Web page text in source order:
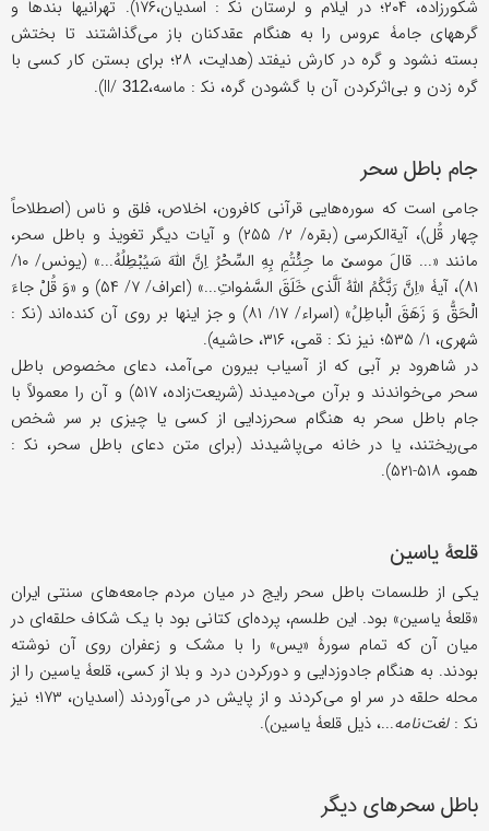
شکورزاده، ۲۰۴؛ در ایلام و لرستان ﻧﻜ : اسدیان،۱۷۶). تهرانیها بندها و
گرههای جامۀ عروس را به هنگام عقدکنان باز می‌گذاشتند تا بختش
بسته نشود و گره در کارش نیفتد (هدایت، ۲۸؛ برای بستن کار کسی با
گره زدن و بی‌اثرکردن آن با گشودن گره، ﻧﻜ : ماسه،II/312
).
جام باطل سحر
جامی است که سوره‌هایی قرآنی کافرون، اخلاص، فلق و ناس (اصطلاحاً
چهار قُل)، آیةالکرسی (بقره/ ۲/ ۲۵۵) و آیات دیگر تغویذ و باطل سحر،
مانند «... قالَ موسێ ما جِئْتُمِ بِهِ السِّحْرُ اِنَّ اللّهَ سَیُبْطِلُهُ...» (یونس/ ۱۰/
۸۱)، آیۀ «اِنَّ رَبَّکُمُ اللّهُ اَلَّذی خَلَقَ السَّمٰواتِ...» (اعراف/ ۷/ ۵۴) و «وَ قُلْ جاءَ
الْحَقُّ وَ زَهَقَ الْباطِلُ» (اسراء/ ۱۷/ ۸۱) و جز اینها بر روی آن کنده‌اند (ﻧﻜ :
شهری، ۱/ ۵۳۵؛ نیز ﻧﻜ : قمی، ۳۱۶، حاشیه).
در شاهرود بر آبی که از آسیاب بیرون می‌آمد، دعای مخصوص باطل
سحر می‌خواندند و برآن می‌دمیدند (شریعت‌زاده، ۵۱۷) و آن را معمولاً با
جام باطل سحر به هنگام سحرزدایی از کسی یا چیزی بر سر شخص
می‌ریختند، یا در خانه می‌پاشیدند (برای متن دعای باطل سحر، ﻧﻜ :
همو، ۵۱۸-۵۲۱).
قلعۀ یاسین
یکی از طلسمات باطل سحر رایج در میان مردم جامعه‌های سنتی ایران
«قلعۀ یاسین» بود. این طلسم، پرده‌ای کتانی بود با یک شکاف حلقه‌ای در
میان آن که تمام سورۀ «یس» را با مشک و زعفران روی آن نوشته
بودند. به هنگام جادوزدایی و دورکردن درد و بلا از کسی، قلعۀ یاسین را از
محله حلقه در سر او می‌کردند و از پایش در می‌آوردند (اسدیان، ۱۷۳؛ نیز
ﻧﻜ :لغت‌نامه...، ذیل قلعۀ یاسین).
باطل سحرهای دیگر